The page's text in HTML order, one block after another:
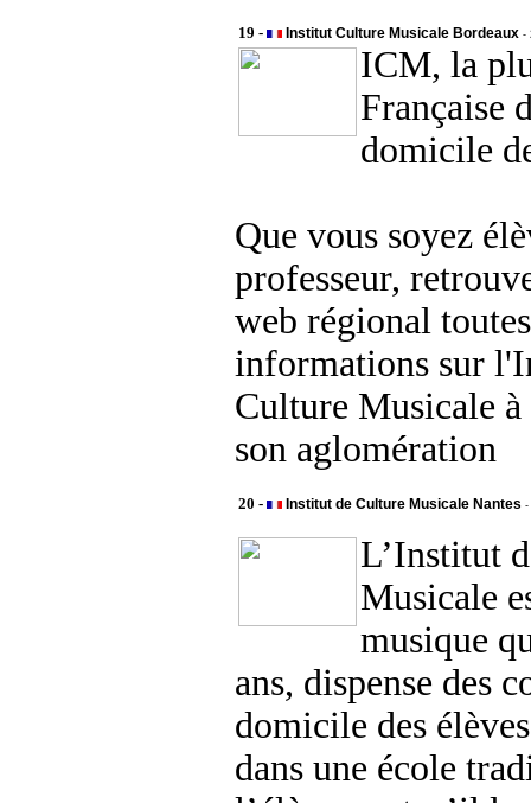
19 - Institut Culture Musicale Bordeaux -
ICM, la
Française
domicile
Que vous soyez
professeur,
web régional
informations sur
Culture Musicale
son aglomération
20 - Institut de Culture Musicale Nantes -
L’Institut
Musicale
musique
ans, dispense des
domicile des
dans une école